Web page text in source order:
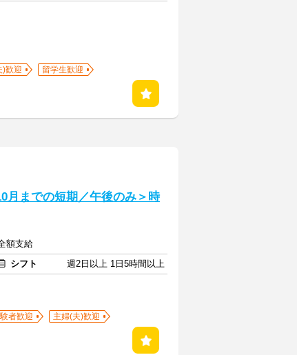
)歓迎
留学生歓迎
月までの短期／午後のみ＞時
額支給
シフト
週2日以上 1日5時間以上
者歓迎
主婦(夫)歓迎